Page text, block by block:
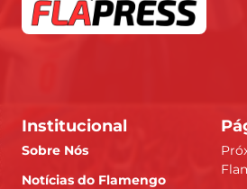
Institucional
Sobre Nós
Notícias do Flamengo